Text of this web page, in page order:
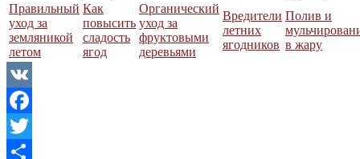
Правильный
уход за
земляникой
летом
Как
повысить
сладость
ягод
Органический
уход за
фруктовыми
деревьями
Вредители
летних
ягодников
Полив и
в жару
VK
Facebook
Twitter